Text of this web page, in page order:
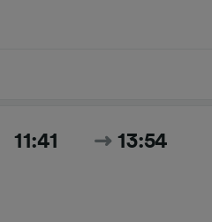
11:41 13:54